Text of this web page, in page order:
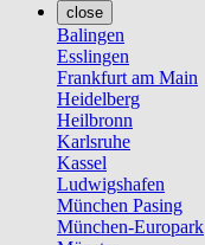
close
Balingen
Esslingen
Frankfurt am Main
Heidelberg
Heilbronn
Karlsruhe
Kassel
Ludwigshafen
München Pasing
München-Europark